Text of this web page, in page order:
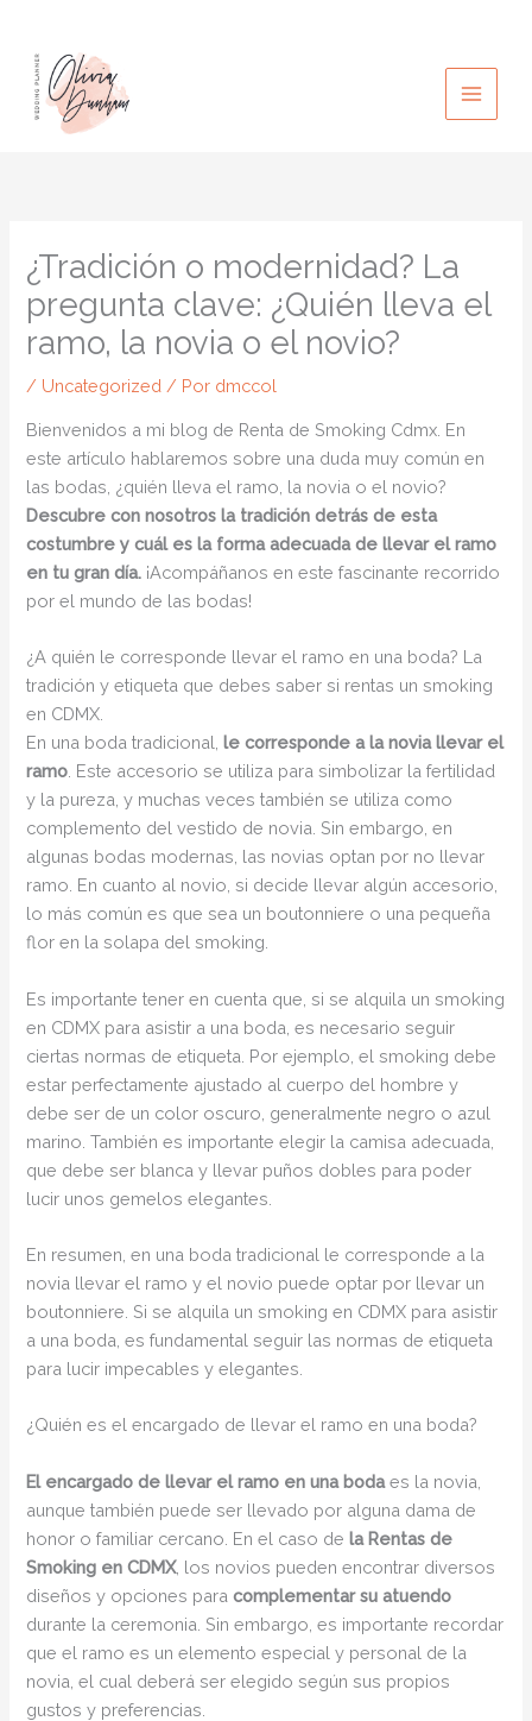
contenido
¿Tradición o modernidad? La
pregunta clave: ¿Quién lleva el
ramo, la novia o el novio?
/ Uncategorized / Por dmccol
Bienvenidos a mi blog de Renta de Smoking Cdmx. En
este artículo hablaremos sobre una duda muy común en
las bodas, ¿quién lleva el ramo, la novia o el novio?
Descubre con nosotros la tradición detrás de esta
costumbre y cuál es la forma adecuada de llevar el ramo
en tu gran día. ¡Acompáñanos en este fascinante recorrido
por el mundo de las bodas!
¿A quién le corresponde llevar el ramo en una boda? La
tradición y etiqueta que debes saber si rentas un smoking
en CDMX.
En una boda tradicional, le corresponde a la novia llevar el
ramo . Este accesorio se utiliza para simbolizar la fertilidad
y la pureza, y muchas veces también se utiliza como
complemento del vestido de novia. Sin embargo, en
algunas bodas modernas, las novias optan por no llevar
ramo. En cuanto al novio, si decide llevar algún accesorio,
lo más común es que sea un boutonniere o una pequeña
flor en la solapa del smoking.
Es importante tener en cuenta que, si se alquila un smoking
en CDMX para asistir a una boda, es necesario seguir
ciertas normas de etiqueta. Por ejemplo, el smoking debe
estar perfectamente ajustado al cuerpo del hombre y
debe ser de un color oscuro, generalmente negro o azul
marino. También es importante elegir la camisa adecuada,
que debe ser blanca y llevar puños dobles para poder
lucir unos gemelos elegantes.
En resumen, en una boda tradicional le corresponde a la
novia llevar el ramo y el novio puede optar por llevar un
boutonniere. Si se alquila un smoking en CDMX para asistir
a una boda, es fundamental seguir las normas de etiqueta
para lucir impecables y elegantes.
¿Quién es el encargado de llevar el ramo en una boda?
El encargado de llevar el ramo en una bodaes la novia,
aunque también puede ser llevado por alguna dama de
honor o familiar cercano. En el caso de la Rentas de
Smoking en CDMX, los novios pueden encontrar diversos
diseños y opciones paracomplementar su atuendo
durante la ceremonia. Sin embargo, es importante recordar
que el ramo es un elemento especial y personal de la
novia, el cual deberá ser elegido según sus propios
gustos y preferencias.